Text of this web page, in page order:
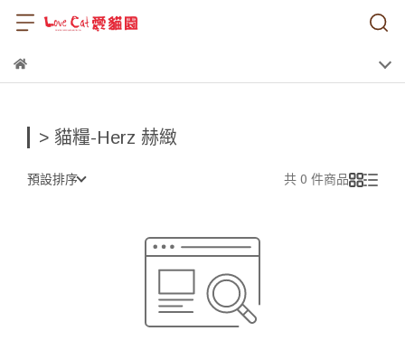
> 貓糧-Herz 赫緻
預設排序 共 0 件商品